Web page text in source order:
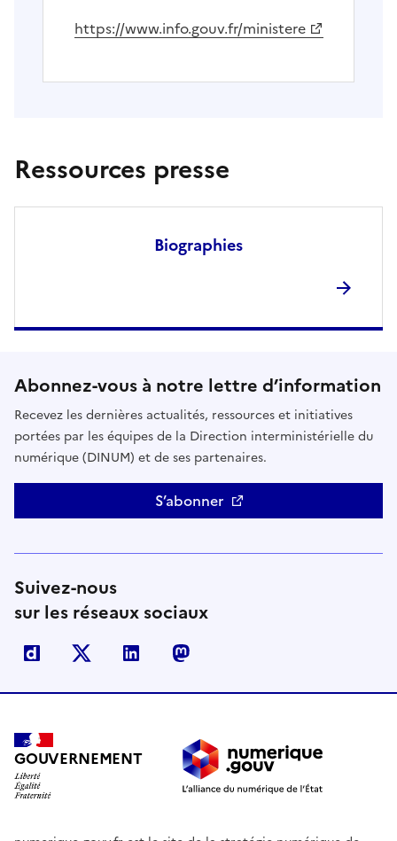
(Ouvre une nouvelle fenêtre)
https://www.info.gouv.fr/ministere
Ressources presse
Biographies
Abonnez-vous à notre lettre d’information
Recevez les dernières actualités, ressources et initiatives
portées par les équipes de la Direction interministérielle du
numérique (DINUM) et de ses partenaires.
S’abonner
Suivez-nous
sur les réseaux sociaux
Dailymotion Linkedin
GOUVERNEMENT